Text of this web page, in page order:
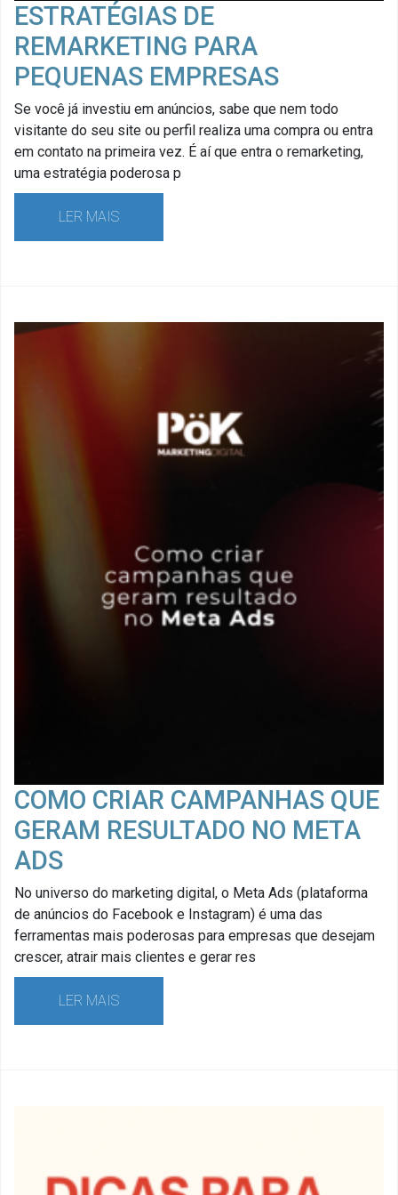
ESTRATÉGIAS DE
REMARKETING PARA
PEQUENAS EMPRESAS
Se você já investiu em anúncios, sabe que nem todo
visitante do seu site ou perfil realiza uma compra ou entra
em contato na primeira vez. É aí que entra o remarketing,
uma estratégia poderosa p
LER MAIS
COMO CRIAR CAMPANHAS QUE
GERAM RESULTADO NO META
ADS
No universo do marketing digital, o Meta Ads (plataforma
de anúncios do Facebook e Instagram) é uma das
ferramentas mais poderosas para empresas que desejam
crescer, atrair mais clientes e gerar res
LER MAIS